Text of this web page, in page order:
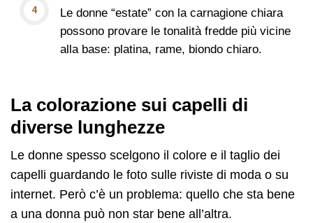
Le donne “estate” con la carnagione chiara
possono provare le tonalità fredde più vicine
alla base: platina, rame, biondo chiaro.
La colorazione sui capelli di
diverse lunghezze
Le donne spesso scelgono il colore e il taglio dei
capelli guardando le foto sulle riviste di moda o su
internet. Però c’è un problema: quello che sta bene
a una donna può non star bene all’altra.